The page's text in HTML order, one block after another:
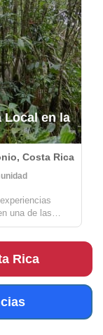
Local en la
Costa Rica
una de las
todo sobre
Rica